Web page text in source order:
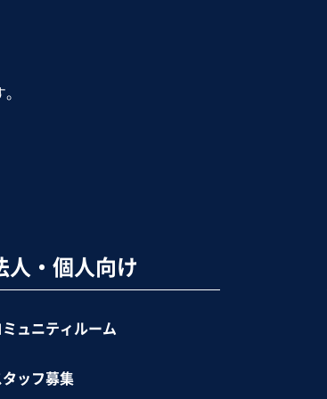
人・個人向け
ミュニティルーム
タッフ募集